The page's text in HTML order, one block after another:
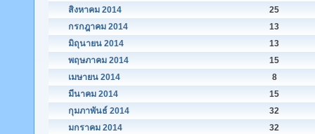
สิงหาคม 2014
25
กรกฎาคม 2014
13
มิถุนายน 2014
13
พฤษภาคม 2014
15
เมษายน 2014
8
มีนาคม 2014
15
กุมภาพันธ์ 2014
32
มกราคม 2014
32